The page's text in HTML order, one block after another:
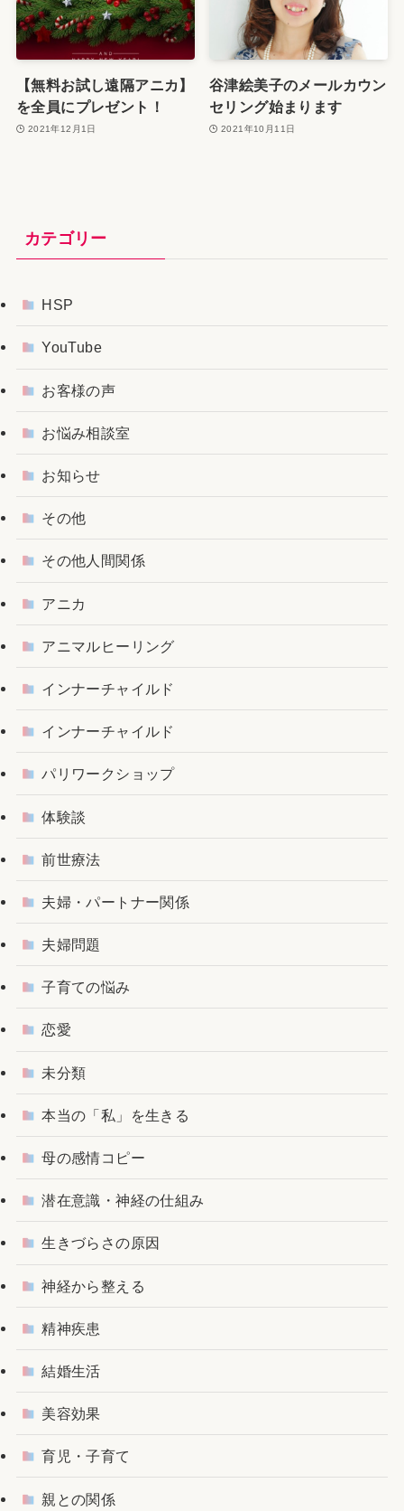
【無料お試し遠隔アニカ】
を全員にプレゼント！
2021年12月1日
谷津絵美子のメールカウン
セリング始まります
2021年10月11日
カテゴリー
HSP
YouTube
お客様の声
お悩み相談室
お知らせ
その他
その他人間関係
アニカ
アニマルヒーリング
インナーチャイルド
インナーチャイルド
パリワークショップ
体験談
前世療法
夫婦・パートナー関係
夫婦問題
子育ての悩み
恋愛
未分類
本当の「私」を生きる
母の感情コピー
潜在意識・神経の仕組み
生きづらさの原因
神経から整える
精神疾患
結婚生活
美容効果
育児・子育て
親との関係